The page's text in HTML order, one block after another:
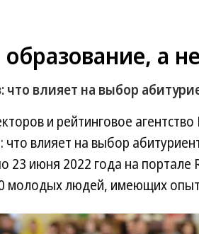
а
что влияет на выбор
и рейтинговое
что влияет на выбор
23 июня 2022 года на портале
молодых людей, имеющих опыт